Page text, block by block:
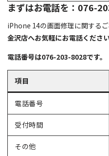
まずはお電話を：076-
iPhone 14の画面修理に関するご
金沢店へお気軽にお電話ください
電話番号は076-203-8028です。
項目
電話番号
受付時間
その他